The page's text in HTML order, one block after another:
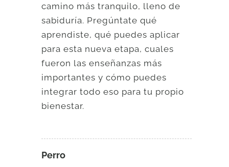
camino más tranquilo, lleno de
sabiduría. Pregúntate qué
aprendiste, qué puedes aplicar
para esta nueva etapa, cuales
fueron las enseñanzas más
importantes y cómo puedes
integrar todo eso para tu propio
bienestar.
Perro